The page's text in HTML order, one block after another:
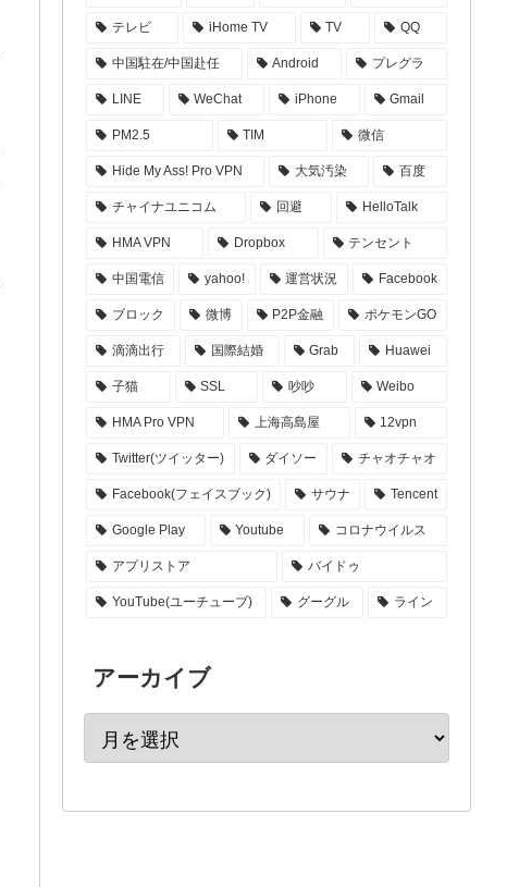
テレビ iHome TV TV QQ
中国駐在/中国赴任 Android プレグラ
LINE WeChat iPhone Gmail
PM2.5 TIM 微信
Hide My Ass! Pro VPN 大気汚染 百度
チャイナユニコム 回避 HelloTalk
HMA VPN Dropbox テンセント
中国電信 yahoo! 運営状況 Facebook
ブロック 微博 P2P金融 ポケモンGO
滴滴出行 国際結婚 Grab Huawei
子猫 SSL 吵吵 Weibo
HMA Pro VPN 上海高島屋 12vpn
Twitter(ツイッター) ダイソー チャオチャオ
Facebook(フェイスブック) サウナ Tencent
Google Play Youtube コロナウイルス
アプリストア バイドゥ
YouTube(ユーチューブ) グーグル ライン
アーカイブ